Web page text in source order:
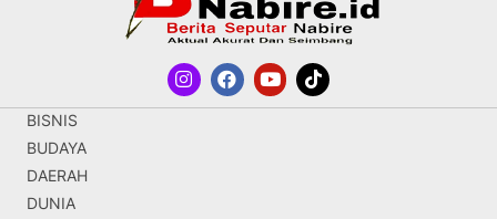
BISNIS
BUDAYA
DAERAH
DUNIA